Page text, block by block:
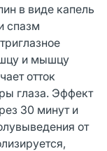
в виде капель
спазм
и мышцу
отток
глаза. Эффект
30 минут и
от